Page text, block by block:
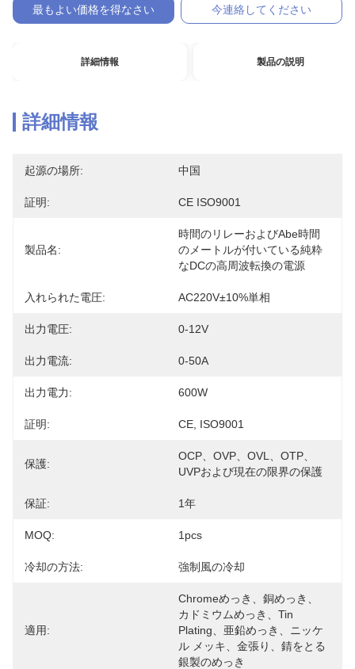
最もよい価格を得なさい 今連絡してください
詳細情報 製品の説明
詳細情報
起源の場所: 中国
証明: CE ISO9001
製品名:
時間のリレーおよびAbe時間
のメートルが付いている純粋
なDCの高周波転換の電源
入れられた電圧: AC220V±10%単相
出力電圧: 0-12V
出力電流: 0-50A
出力電力: 600W
証明: CE, ISO9001
保護:
OCP、OVP、OVL、OTP、
UVPおよび現在の限界の保護
保証: 1年
MOQ: 1pcs
冷却の方法: 強制風の冷却
適用:
Chromeめっき、銅めっき、
カドミウムめっき、tin
Plating、亜鉛めっき、ニッケ
ル メッキ、金張り、錆をとる
銀製のめっき